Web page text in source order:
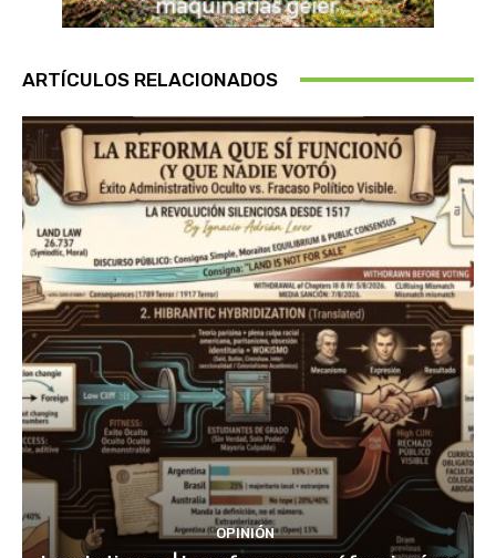
ARTÍCULOS RELACIONADOS
OPINIÓN